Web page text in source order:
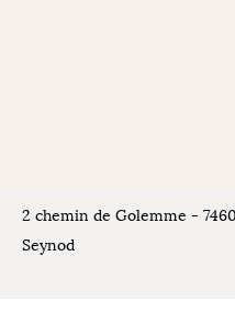
2 chemin de Golemme -
Seynod